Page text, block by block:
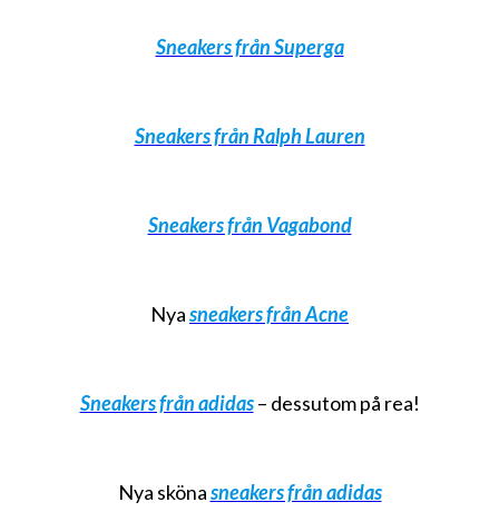
Sneakers från Superga
Sneakers från Ralph Lauren
Sneakers från Vagabond
Nyasneakers från Acne
Sneakers från adidas– dessutom på rea!
Nya skönasneakers från adidas